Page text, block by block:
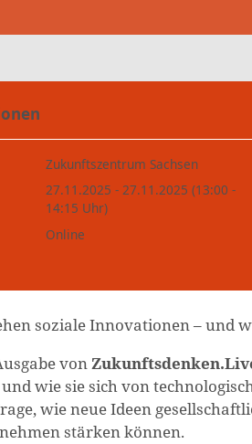
Zukunftszentrum Sachsen
27.11.2025 - 27.11.2025 (13:00 -
14:15 Uhr)
Online
soziale Innovationen – und
von
wie sie sich von
wie neue Ideen
stärken können.